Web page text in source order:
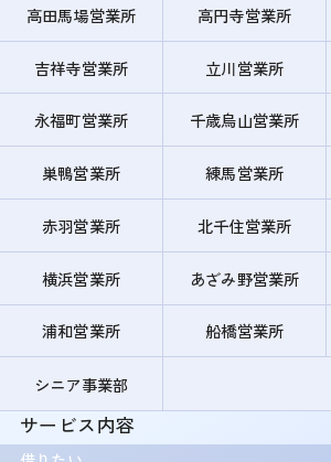
高田馬場営業所 高円寺営業所
吉祥寺営業所 立川営業所
永福町営業所 千歳烏山営業所
巣鴨営業所 練馬営業所
赤羽営業所 北千住営業所
横浜営業所 あざみ野営業所
浦和営業所 船橋営業所
シニア事業部
サービス内容